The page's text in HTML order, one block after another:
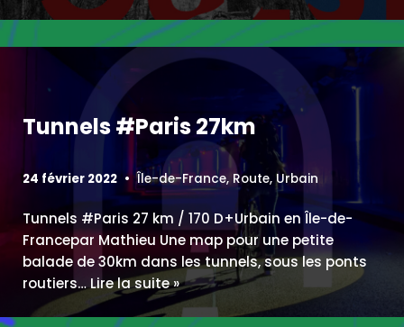
Tunnels #Paris 27km
24 février 2022 Île-de-France, Route, Urbain
Tunnels #Paris 27 km / 170 D+Urbain en Île-de-
Francepar Mathieu Une map pour une petite
balade de 30km dans les tunnels, sous les ponts
routiers…Lire la suite »